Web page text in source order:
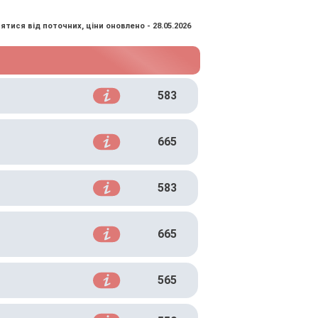
від поточних, ціни оновлено - 28.05.2026
583
665
583
665
565